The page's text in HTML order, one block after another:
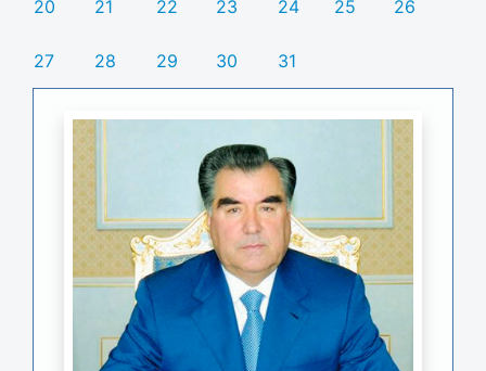
20 21 22 23 24 25 26
27 28 29 30 31